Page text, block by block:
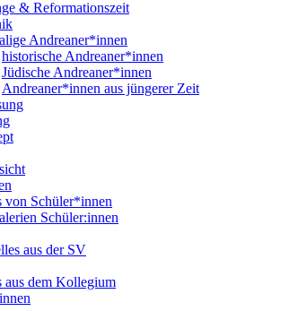
& Reformationszeit
Andreaner*innen
historische Andreaner*innen
Jüdische Andreaner*innen
Andreaner*innen aus jüngerer Zeit
von Schüler*innen
Schüler:innen
aus der SV
aus dem Kollegium